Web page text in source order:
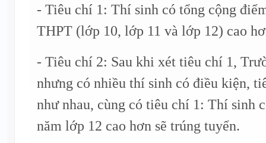
- Tiêu chí 1: Thí sinh có tổng cộng
THPT (lớp 10, lớp 11 và lớp 12) cao
- Tiêu chí 2: Sau khi xét tiêu chí 1,
nhưng có nhiều thí sinh có điều kiện,
như nhau, cùng có tiêu chí 1: Thí sinh
năm lớp 12 cao hơn sẽ trúng tuyển.